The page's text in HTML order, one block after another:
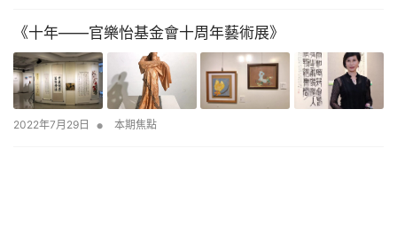
《十年——官樂怡基金會十周年藝術展》
2022年7月29日 • 本期焦點